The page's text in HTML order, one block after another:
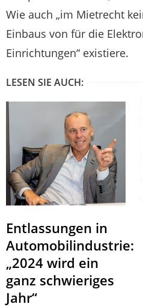
Wie auch „im Mietrecht
Einbaus von für die
Einrichtungen“ existiere.
LESEN SIE AUCH:
Entlassungen in
Automobilindustrie:
„2024 wird ein
ganz schwieriges
Jahr“